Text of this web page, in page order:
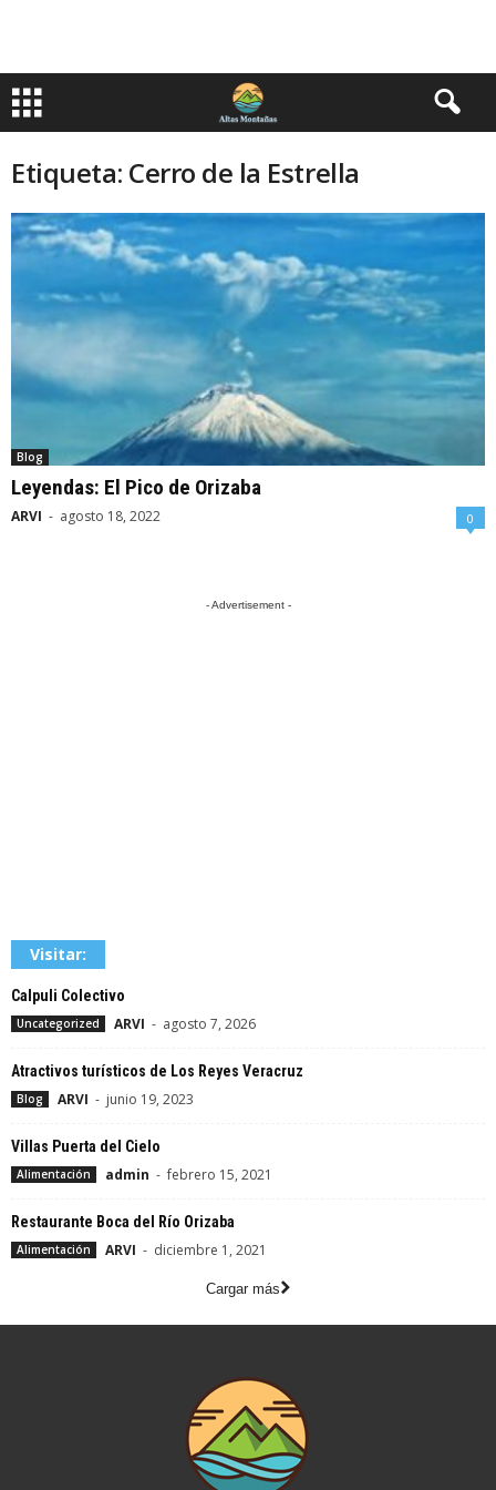
Etiqueta: Cerro de la Estrella
Blog
Leyendas: El Pico de Orizaba
ARVI - agosto 18, 2022 0
- Advertisement -
Visitar:
Calpuli Colectivo
Uncategorized ARVI - agosto 7, 2026
Atractivos turísticos de Los Reyes Veracruz
Blog ARVI - junio 19, 2023
Villas Puerta del Cielo
Alimentación admin - febrero 15, 2021
Restaurante Boca del Río Orizaba
Alimentación ARVI - diciembre 1, 2021
Cargar más